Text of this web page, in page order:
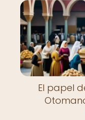
El papel